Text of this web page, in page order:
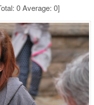
0Average: 0]